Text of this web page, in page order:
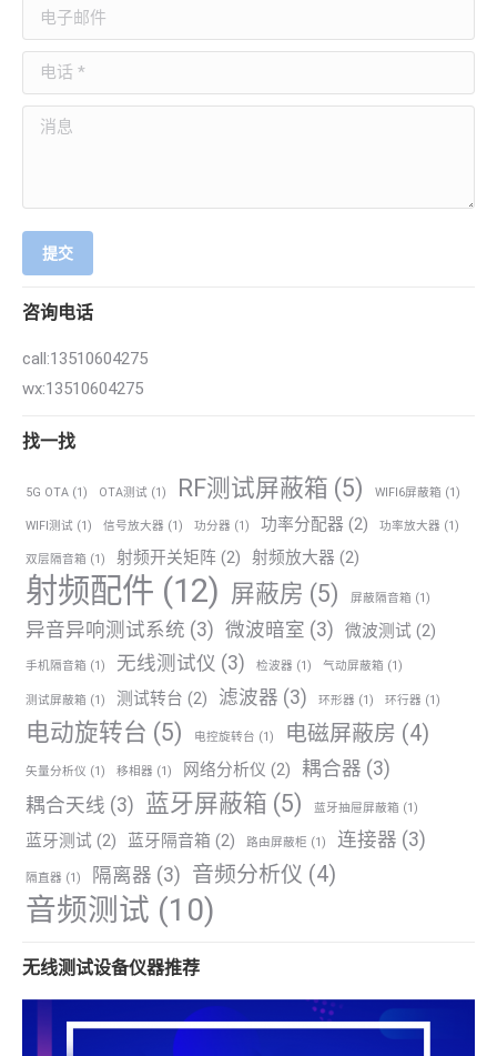
电子邮件
电话 *
消息
提交
咨询电话
call:13510604275
wx:13510604275
找一找
5G OTA (1) OTA测试 (1) RF测试屏蔽箱 (5) WIFI6屏蔽箱 (1)
WIFI测试 (1) 信号放大器 (1) 功分器 (1) 功率分配器 (2) 功率放大器 (1)
双层隔音箱 (1) 射频开关矩阵 (2) 射频放大器 (2)
射频配件 (12) 屏蔽房 (5) 屏蔽隔音箱 (1)
异音异响测试系统 (3) 微波暗室 (3) 微波测试 (2)
手机隔音箱 (1) 无线测试仪 (3) 检波器 (1) 气动屏蔽箱 (1)
测试屏蔽箱 (1) 测试转台 (2) 滤波器 (3) 环形器 (1) 环行器 (1)
电动旋转台 (5) 电控旋转台 (1) 电磁屏蔽房 (4)
矢量分析仪 (1) 移相器 (1) 网络分析仪 (2) 耦合器 (3)
耦合天线 (3) 蓝牙屏蔽箱 (5) 蓝牙抽屉屏蔽箱 (1)
蓝牙测试 (2) 蓝牙隔音箱 (2) 路由屏蔽柜 (1) 连接器 (3)
隔直器 (1) 隔离器 (3) 音频分析仪 (4)
音频测试 (10)
无线测试设备仪器推荐